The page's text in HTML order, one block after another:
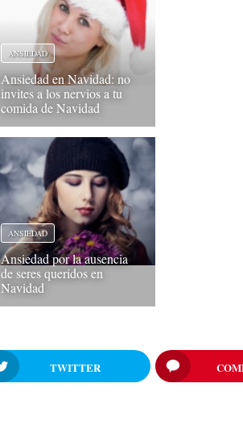
ANSIEDAD
Ansiedad en Navidad: no
invites a los nervios a tu
comida de Navidad
ANSIEDAD
Ansiedad por la ausencia
de seres queridos en
Navidad
TWITTER